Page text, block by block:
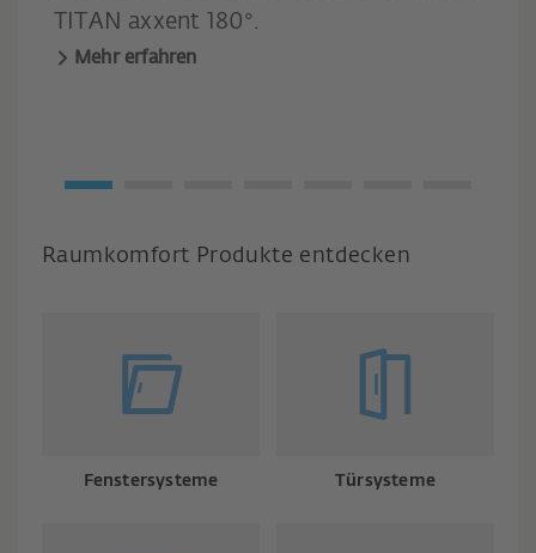
TITAN axxent 180°.
Mehr erfahren
Raumkomfort Produkte entdecken
Fenstersysteme Türsysteme